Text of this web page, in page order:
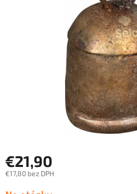
€21,90
€17,80 bez DPH